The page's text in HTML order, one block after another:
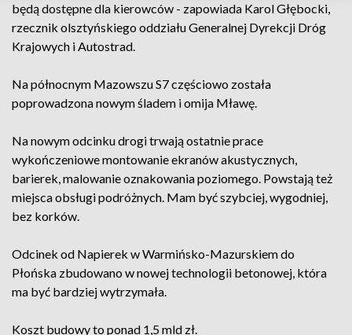
będą dostępne dla kierowców - zapowiada Karol Głębocki,
rzecznik olsztyńskiego oddziału Generalnej Dyrekcji Dróg
Krajowych i Autostrad.
Na północnym Mazowszu S7 częściowo została
poprowadzona nowym śladem i omija Mławę.
Na nowym odcinku drogi trwają ostatnie prace
wykończeniowe montowanie ekranów akustycznych,
barierek, malowanie oznakowania poziomego. Powstają też
miejsca obsługi podróżnych. Mam być szybciej, wygodniej,
bez korków.
Odcinek od Napierek w Warmińsko-Mazurskiem do
Płońska zbudowano w nowej technologii betonowej, która
ma być bardziej wytrzymała.
Koszt budowy to ponad 1,5 mld zł.